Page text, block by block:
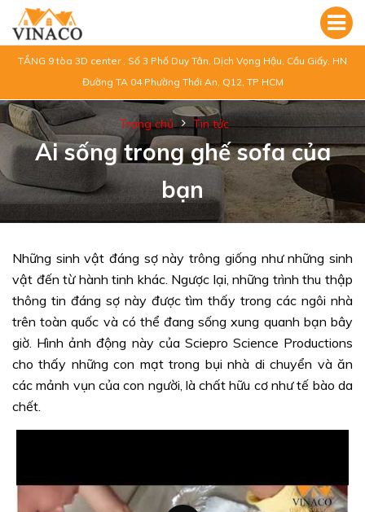
TẦNG 9 tòa 3D center , Số 3 Phố Duy Tân, Dịch Vọng Hậu, Cầu Giấy, HN
Đường TA 04 Phường Thới An, Q12, TP HCM
Trang chủ Tin tức
Ai sống trong ghế sofa của
bạn
Những sinh vật đáng sợ này trông giống như những sinh
vật đến từ hành tinh khác. Ngược lại, những trình thu thập
thông tin đáng sợ này được tìm thấy trong các ngôi nhà
trên toàn quốc và có thể đang sống xung quanh bạn bây
giờ. Hình ảnh động này của Sciepro Science Productions
cho thấy những con mạt trong bụi nhà di chuyển và ăn
các mảnh vụn của con người, là chất hữu cơ như tế bào da
chết.